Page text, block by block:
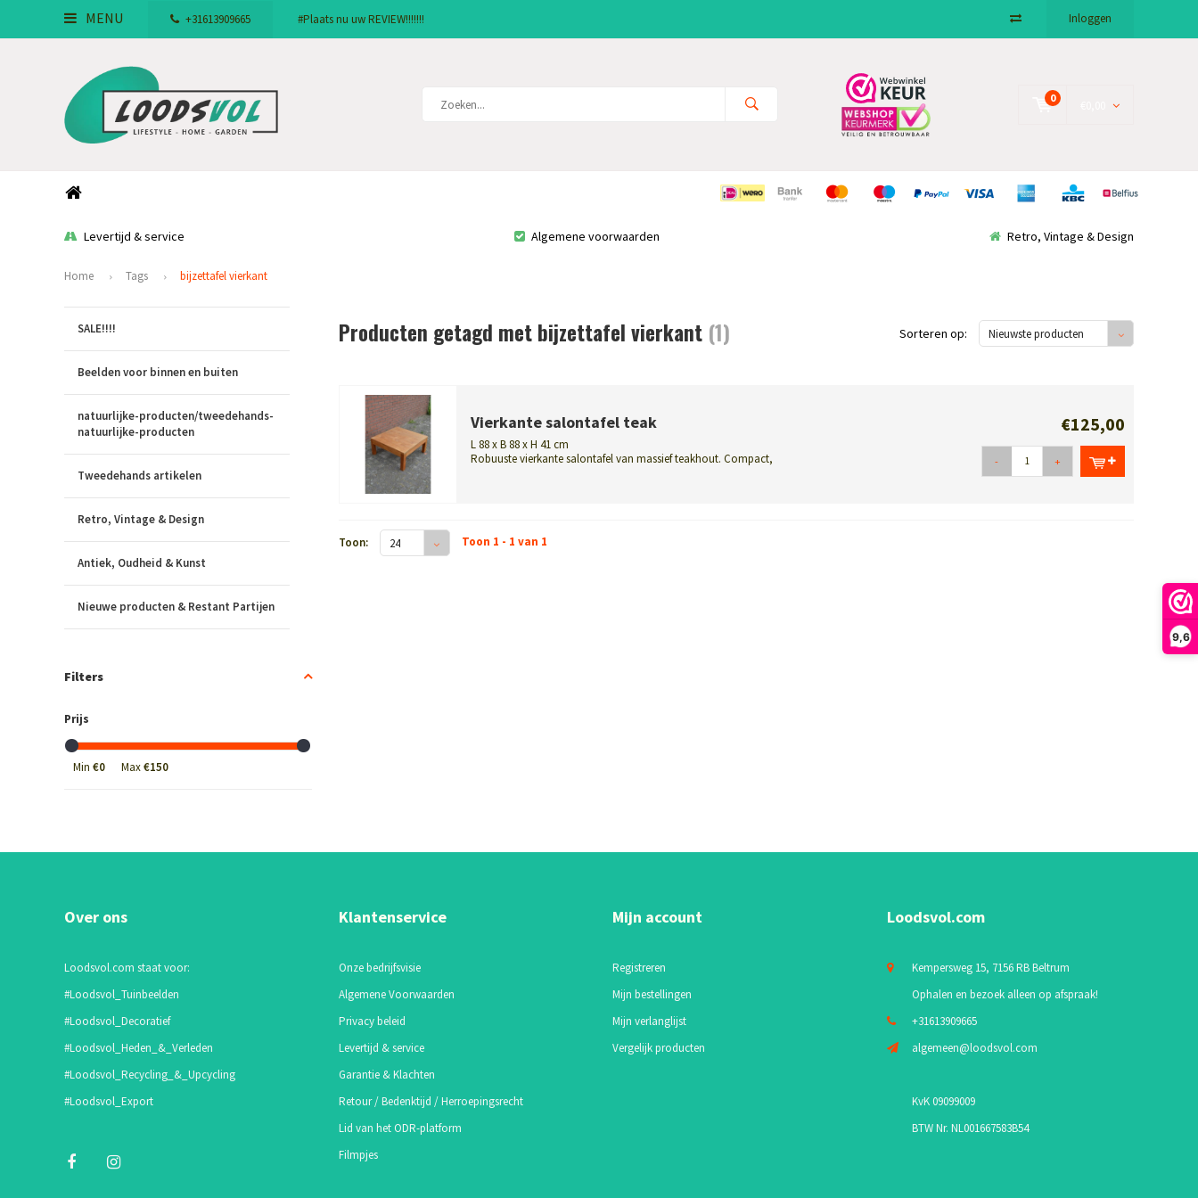
9,6
MENU +31613909665 #Plaats nu uw REVIEW!!!!!!! Inloggen
0
Levertijd & service Algemene voorwaarden Retro, Vintage & Design
Home Tags bijzettafel vierkant
SALE!!!!
Beelden voor binnen en buiten
natuurlijke-producten/tweedehands-
natuurlijke-producten
Tweedehands artikelen
Retro, Vintage & Design
Antiek, Oudheid & Kunst
Nieuwe producten & Restant Partijen
Filters
Prijs
Min €0 Max€150
Producten getagd met bijzettafel vierkant (1) Sorteren op: Nieuwste producten
Vierkante salontafel teak
L 88 x B 88 x H 41 cm
Robuuste vierkante salontafel van massief teakhout. Compact,
€125,00
- +
Toon: 24 Toon 1 - 1 van 1
Over ons
Loodsvol.com staat voor:
#Loodsvol_Tuinbeelden
#Loodsvol_Decoratief
#Loodsvol_Heden_&_Verleden
#Loodsvol_Recycling_&_Upcycling
#Loodsvol_Export
Klantenservice
Onze bedrijfsvisie
Algemene Voorwaarden
Privacy beleid
Levertijd & service
Garantie & Klachten
Retour / Bedenktijd / Herroepingsrecht
Lid van het ODR-platform
Filmpjes
Mijn account
Registreren
Mijn bestellingen
Mijn verlanglijst
Vergelijk producten
Loodsvol.com
Kempersweg 15, 7156 RB Beltrum
Ophalen en bezoek alleen op afspraak!
+31613909665
algemeen@loodsvol.com
KvK 09099009
BTW Nr. NL001667583B54